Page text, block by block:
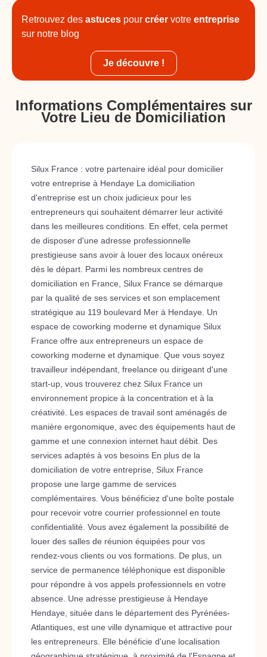
Retrouvez des astuces pour créer votre entreprise
sur notre blog
Je découvre !
Informations Complémentaires sur
Votre Lieu de Domiciliation
Silux France : votre partenaire idéal pour domicilier
votre entreprise à Hendaye La domiciliation
d'entreprise est un choix judicieux pour les
entrepreneurs qui souhaitent démarrer leur activité
dans les meilleures conditions. En effet, cela permet
de disposer d'une adresse professionnelle
prestigieuse sans avoir à louer des locaux onéreux
dès le départ. Parmi les nombreux centres de
domiciliation en France, Silux France se démarque
par la qualité de ses services et son emplacement
stratégique au 119 boulevard Mer à Hendaye. Un
espace de coworking moderne et dynamique Silux
France offre aux entrepreneurs un espace de
coworking moderne et dynamique. Que vous soyez
travailleur indépendant, freelance ou dirigeant d'une
start-up, vous trouverez chez Silux France un
environnement propice à la concentration et à la
créativité. Les espaces de travail sont aménagés de
manière ergonomique, avec des équipements haut de
gamme et une connexion internet haut débit. Des
services adaptés à vos besoins En plus de la
domiciliation de votre entreprise, Silux France
propose une large gamme de services
complémentaires. Vous bénéficiez d'une boîte postale
pour recevoir votre courrier professionnel en toute
confidentialité. Vous avez également la possibilité de
louer des salles de réunion équipées pour vos
rendez-vous clients ou vos formations. De plus, un
service de permanence téléphonique est disponible
pour répondre à vos appels professionnels en votre
absence. Une adresse prestigieuse à Hendaye
Hendaye, située dans le département des Pyrénées-
Atlantiques, est une ville dynamique et attractive pour
les entrepreneurs. Elle bénéficie d'une localisation